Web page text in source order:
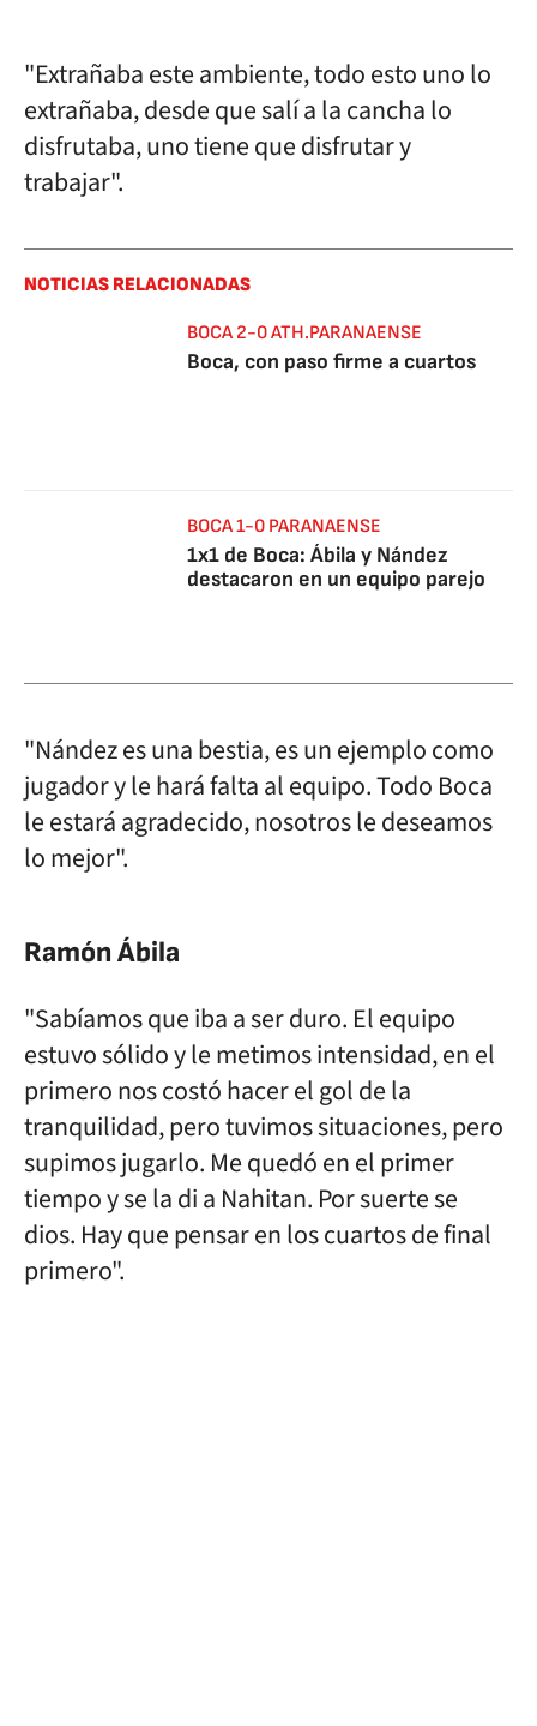
"Extrañaba este ambiente, todo esto uno lo
extrañaba, desde que salí a la cancha lo
disfrutaba, uno tiene que disfrutar y
trabajar".
NOTICIAS RELACIONADAS
BOCA 2-0 ATH.PARANAENSE
Boca, con paso firme a cuartos
BOCA 1-0 PARANAENSE
1x1 de Boca: Ábila y Nández
destacaron en un equipo parejo
"Nández es una bestia, es un ejemplo como
jugador y le hará falta al equipo. Todo Boca
le estará agradecido, nosotros le deseamos
lo mejor".
Ramón Ábila
"Sabíamos que iba a ser duro. El equipo
estuvo sólido y le metimos intensidad, en el
primero nos costó hacer el gol de la
tranquilidad, pero tuvimos situaciones, pero
supimos jugarlo. Me quedó en el primer
tiempo y se la di a Nahitan. Por suerte se
dios. Hay que pensar en los cuartos de final
primero".